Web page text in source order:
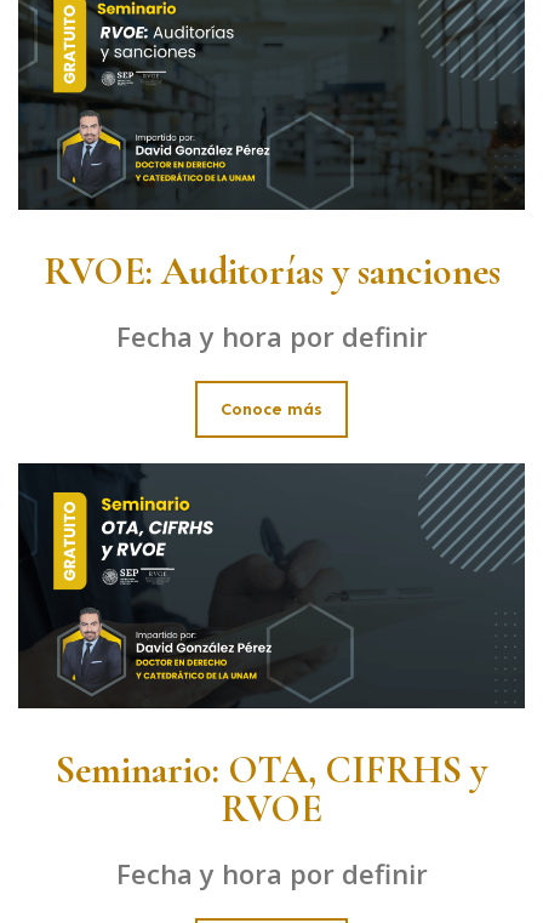
RVOE: Auditorías y sanciones
Fecha y hora por definir
Conoce más
Seminario: OTA, CIFRHS y
RVOE
Fecha y hora por definir